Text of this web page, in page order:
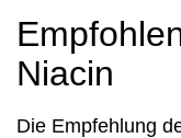
Niacin
Die Empfehlung